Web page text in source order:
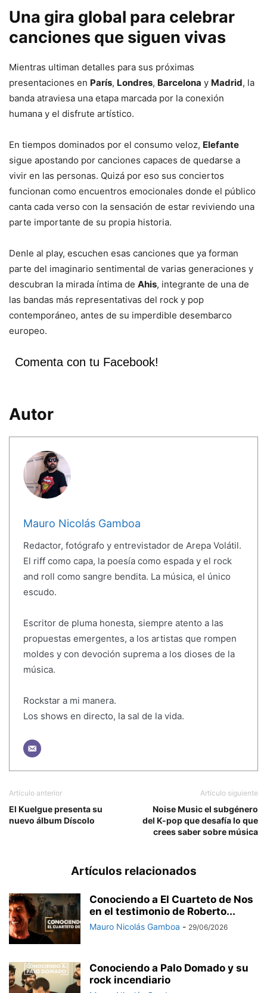
Una gira global para celebrar
canciones que siguen vivas
Mientras ultiman detalles para sus próximas
presentaciones en París, Londres, Barcelona y Madrid, la
banda atraviesa una etapa marcada por la conexión
humana y el disfrute artístico.
En tiempos dominados por el consumo veloz, Elefante
sigue apostando por canciones capaces de quedarse a
vivir en las personas. Quizá por eso sus conciertos
funcionan como encuentros emocionales donde el público
canta cada verso con la sensación de estar reviviendo una
parte importante de su propia historia.
Denle al play, escuchen esas canciones que ya forman
parte del imaginario sentimental de varias generaciones y
descubran la mirada íntima de Ahis, integrante de una de
las bandas más representativas del rock y pop
contemporáneo, antes de su imperdible desembarco
europeo.
Comenta con tu Facebook!
Autor
Mauro Nicolás Gamboa
Redactor, fotógrafo y entrevistador de Arepa Volátil.
El riff como capa, la poesía como espada y el rock
and roll como sangre bendita. La música, el único
escudo.
Escritor de pluma honesta, siempre atento a las
propuestas emergentes, a los artistas que rompen
moldes y con devoción suprema a los dioses de la
música.
Rockstar a mi manera.
Los shows en directo, la sal de la vida.
Artículo anterior
El Kuelgue presenta su
nuevo álbum Díscolo
Artículo siguiente
Noise Music el subgénero
del K-pop que desafía lo que
crees saber sobre música
Artículos relacionados
Conociendo a El Cuarteto de Nos
en el testimonio de Roberto...
Mauro Nicolás Gamboa - 29/06/2026
Conociendo a Palo Domado y su
rock incendiario